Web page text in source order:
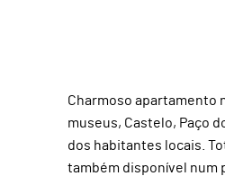
Charmoso apartamento
museus, Castelo, Paço
dos habitantes locais.
também disponível num